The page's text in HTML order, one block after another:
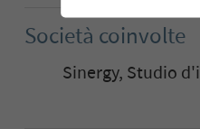
Società coinvolte
Sinergy, Studio